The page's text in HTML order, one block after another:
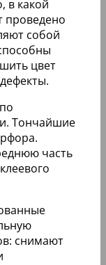
выделяют
и
не
людей
для